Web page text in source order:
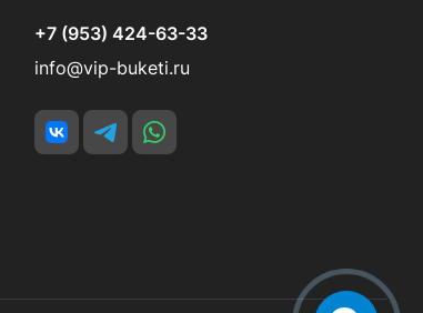
+7 (953) 424-63-33
info@vip-buketi.ru